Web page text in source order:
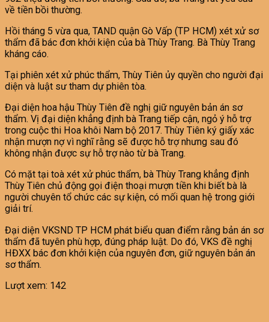
về tiền bồi thường.
Hồi tháng 5 vừa qua, TAND quận Gò Vấp (TP HCM) xét xử sơ
thẩm đã bác đơn khởi kiện của bà Thùy Trang. Bà Thùy Trang
kháng cáo.
Tại phiên xét xử phúc thẩm, Thùy Tiên ủy quyền cho người đại
diện và luật sư tham dự phiên tòa.
Đại diện hoa hậu Thùy Tiên đề nghị giữ nguyên bản án sơ
thẩm. Vị đại diện khẳng định bà Trang tiếp cận, ngỏ ý hỗ trợ
trong cuộc thi Hoa khôi Nam bộ 2017. Thùy Tiên ký giấy xác
nhận mượn nợ vì nghĩ rằng sẽ được hỗ trợ nhưng sau đó
không nhận được sự hỗ trợ nào từ bà Trang.
Có mặt tại toà xét xử phúc thẩm, bà Thùy Trang khẳng định
Thùy Tiên chủ động gọi điện thoại mượn tiền khi biết bà là
người chuyên tổ chức các sự kiện, có mối quan hệ trong giới
giải trí.
Đại diện VKSND TP HCM phát biểu quan điểm rằng bản án sơ
thẩm đã tuyên phù hợp, đúng pháp luật. Do đó, VKS đề nghị
HĐXX bác đơn khởi kiện của nguyên đơn, giữ nguyên bản án
sơ thẩm.
Lượt xem: 142